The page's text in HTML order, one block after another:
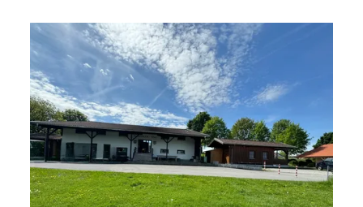
Zum so genannten Moskito-Stadion gehört
eine Turnhalle, ein Naturrasenfußball und
Eisstockbahnen.
Weitere Informationen finden Sie unter:
http://www.sv-seebruck-ising.de ↗